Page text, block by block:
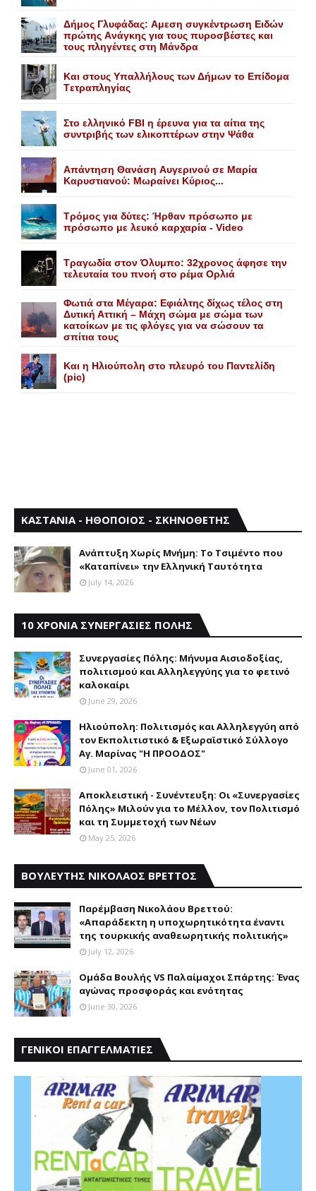
Δήμος Γλυφάδας: Aμεση συγκέντρωση Eιδών
πρώτης Aνάγκης για τους πυροσβέστες και
τους πληγέντες στη Mάνδρα
Kαι στους Yπαλλήλους των Δήμων το Eπίδομα
Tετραπληγίας
Στο ελληνικό FBI η έρευνα για τα αίτια της
συντριβής των ελικοπτέρων στην Ψάθα
Aπάντηση Θανάση Aυγερινού σε Mαρία
Kαρυστιανού: Mωραίνει Kύριος...
Τρόμος για δύτες: Ήρθαν πρόσωπο με
πρόσωπο με λευκό καρχαρία - Video
Τραγωδία στον Όλυμπο: 32χρονος άφησε την
τελευταία του πνοή στο ρέμα Ορλιά
Φωτιά στα Μέγαρα: Εφιάλτης δίχως τέλος στη
Δυτική Αττική – Μάχη σώμα με σώμα των
κατοίκων με τις φλόγες για να σώσουν τα
σπίτια τους
Και η Ηλιούπολη στο πλευρό του Παντελίδη
(pic)
ΚΑΣΤΑΝΙΑ - ΗΘΟΠΟΙΟΣ - ΣΚΗΝΟΘΕΤΗΣ
Aνάπτυξη Xωρίς Mνήμη: Το Τσιμέντο που
«Καταπίνει» την Ελληνική Ταυτότητα
July 14, 2026
10 ΧΡΟΝΙΑ ΣΥΝΕΡΓΑΣΙΕΣ ΠΟΛΗΣ
Συνεργασίες Πόλης: Mήνυμα Aισιοδοξίας,
πολιτισμού και Aλληλεγγύης για το φετινό
καλοκαίρι
June 29, 2026
Ηλιούπολη: Πολιτισμός και Aλληλεγγύη από
τον Εκπολιτιστικό & Εξωραϊστικό Σύλλογο
Αγ. Μαρίνας "Η ΠΡΟΟΔΟΣ"
June 01, 2026
Αποκλειστική - Συνέντευξη: Οι «Συνεργασίες
Πόλης» Μιλούν για το Μέλλον, τον Πολιτισμό
και τη Συμμετοχή των Νέων
May 25, 2026
ΒΟΥΛΕΥΤΗΣ ΝΙΚΟΛΑΟΣ ΒΡΕΤΤΟΣ
Παρέμβαση Nικολάου Bρεττού:
«Aπαράδεκτη η υποχωρητικότητα έναντι
της τουρκικής αναθεωρητικής πολιτικής»
July 12, 2026
Ομάδα Βουλής VS Παλαίμαχοι Σπάρτης: Ένας
αγώνας προσφοράς και ενότητας
June 30, 2026
ΓΕΝΙΚΟΙ ΕΠΑΓΓΕΛΜΑΤΙΕΣ